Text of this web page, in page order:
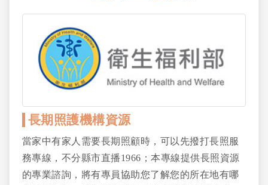
長期照護機構資源
當家中有家人需要長期照顧時，可以先撥打長照服
務專線，不分縣市直播1966；本專線提供長照資源
的專業諮詢，將有專員協助您了解您的所在地有哪